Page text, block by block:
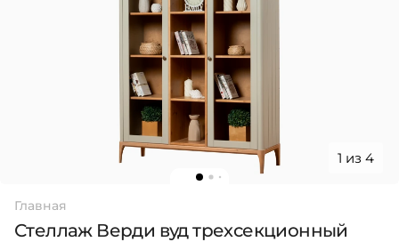
1 из 4
Главная
Стеллаж Верди вуд трехсекционный